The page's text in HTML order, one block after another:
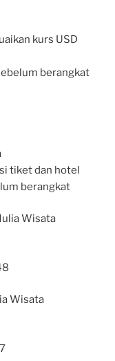
kurs USD
berangkat
tiket dan hotel
berangkat
Wisata
Wisata